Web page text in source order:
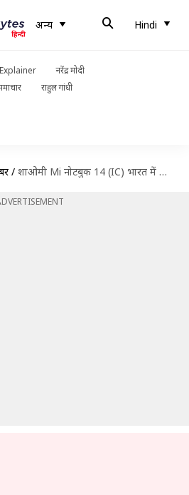
अन्य Hindi
नरेंद्र मोदी
राहुल गांधी
/ शाओमी Mi नोटबुक 14 (IC) भारत में लॉन्च, इतनी है कीमत